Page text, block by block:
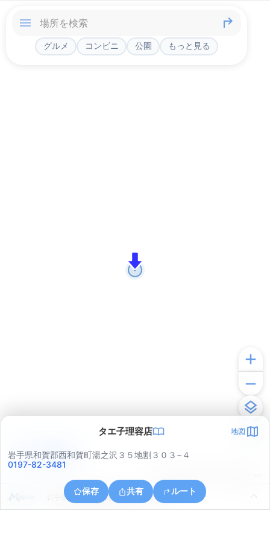
グルメ コンビニ 公園 もっと見る
タエ子理容店 地図
岩手県和賀郡西和賀町湯之沢３５地割３０３−４
0197-82-3481
保存 共有 ルート
岩手県和賀郡西和賀町湯之沢３５地割
アプリで見る